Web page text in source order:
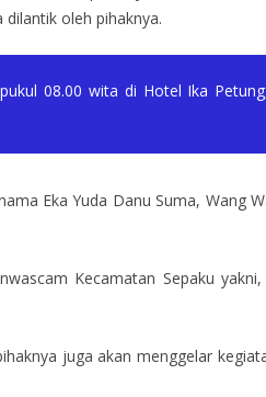
oleh pihaknya.
08.00 wita di Hotel Ika
Eka Yuda Danu Suma, Wang
Kecamatan Sepaku
juga akan menggelar